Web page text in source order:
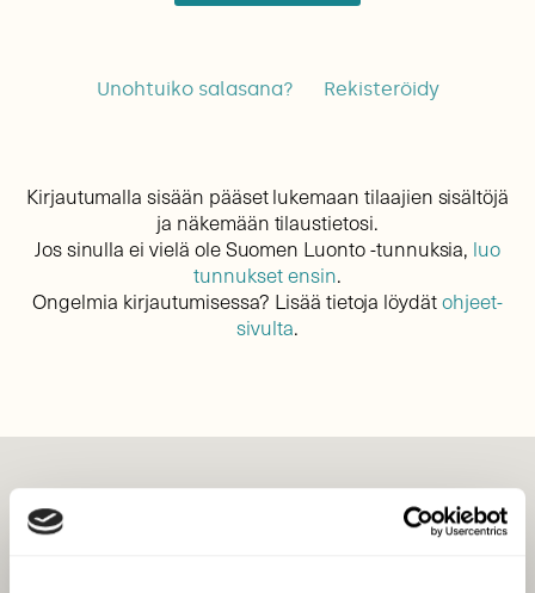
Unohtuiko salasana? Rekisteröidy
Kirjautumalla sisään pääset lukemaan tilaajien sisältöjä
ja näkemään tilaustietosi.
Jos sinulla ei vielä ole Suomen Luonto -tunnuksia, luo
tunnukset ensin.
Ongelmia kirjautumisessa? Lisää tietoja löydätohjeet-
sivulta.